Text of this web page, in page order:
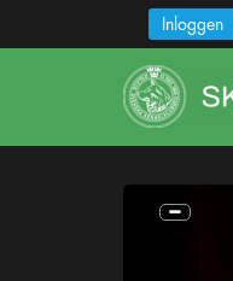
Inloggen